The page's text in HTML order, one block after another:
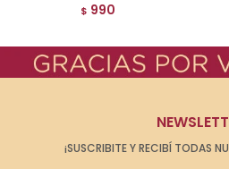
$ 990
¡SUSCRIBITE Y RECIBÍ TODAS